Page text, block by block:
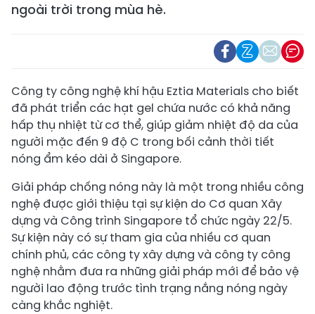
ngoài trời trong mùa hè.
Công ty công nghệ khí hậu Eztia Materials cho biết
đã phát triển các hạt gel chứa nước có khả năng
hấp thụ nhiệt từ cơ thể, giúp giảm nhiệt độ da của
người mặc đến 9 độ C trong bối cảnh thời tiết
nóng ẩm kéo dài ở Singapore.
Giải pháp chống nóng này là một trong nhiều công
nghệ được giới thiệu tại sự kiện do Cơ quan Xây
dựng và Công trình Singapore tổ chức ngày 22/5.
Sự kiện này có sự tham gia của nhiều cơ quan
chính phủ, các công ty xây dựng và công ty công
nghệ nhằm đưa ra những giải pháp mới để bảo vệ
người lao động trước tình trạng nắng nóng ngày
càng khắc nghiệt.